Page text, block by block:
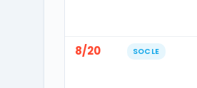
8/20 SOCLE